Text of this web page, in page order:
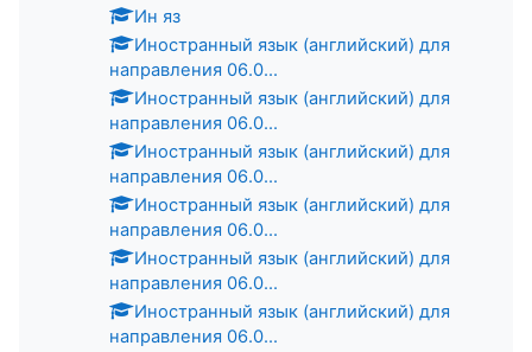
Ин яз
Иностранный язык (английский) для
направления 06.0...
Иностранный язык (английский) для
направления 06.0...
Иностранный язык (английский) для
направления 06.0...
Иностранный язык (английский) для
направления 06.0...
Иностранный язык (английский) для
направления 06.0...
Иностранный язык (английский) для
направления 06.0...